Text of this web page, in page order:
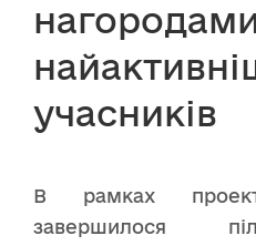
учасників
В рамках
завершилося